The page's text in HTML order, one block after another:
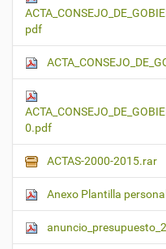
pdf
0.pdf
ACTAS-2000-2015.rar
Anexo Plantilla